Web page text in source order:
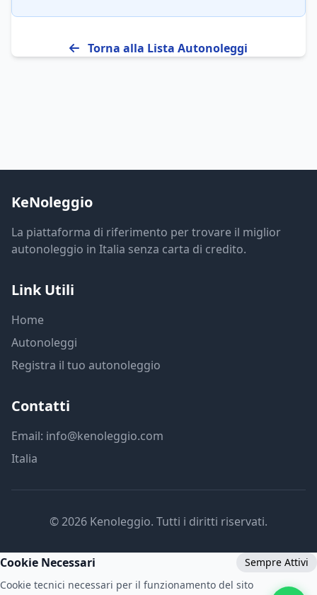
Torna alla Lista Autonoleggi
KeNoleggio
La piattaforma di riferimento per trovare il miglior
autonoleggio in Italia senza carta di credito.
Link Utili
Home
Autonoleggi
Registra il tuo autonoleggio
Contatti
Email: info@kenoleggio.com
Italia
© 2026 Kenoleggio. Tutti i diritti riservati.
Cookie Necessari
Sempre Attivi
Cookie tecnici necessari per il funzionamento del sito